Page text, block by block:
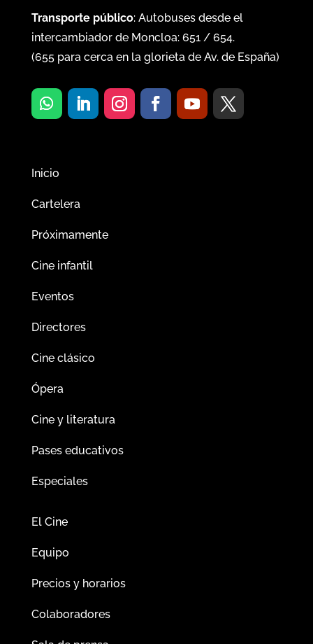
Transporte público: Autobuses desde el
intercambiador de Moncloa: 651/ 654.
(655para cerca en la glorieta de Av. de España)
Inicio
Cartelera
Próximamente
Cine infantil
Eventos
Directores
Cine clásico
Ópera
Cine y literatura
Pases educativos
Especiales
El Cine
Equipo
Precios y horarios
Colaboradores